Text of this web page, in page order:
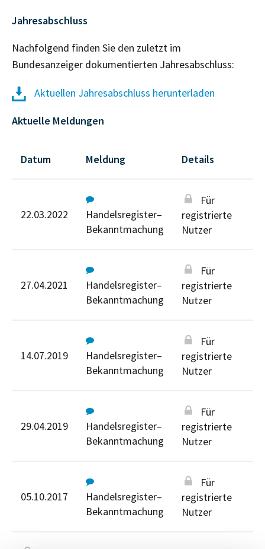
Jahresabschluss
Nachfolgend finden Sie den zuletzt im
Bundesanzeiger dokumentierten Jahresabschluss:
Aktuellen Jahresabschluss herunterladen
Aktuelle Meldungen
Datum Meldung Details
22.03.2022
Handelsregister–
Bekanntmachung
Für
registrierte
Nutzer
27.04.2021
Handelsregister–
Bekanntmachung
Für
registrierte
Nutzer
14.07.2019
Handelsregister–
Bekanntmachung
Für
registrierte
Nutzer
29.04.2019
Handelsregister–
Bekanntmachung
Für
registrierte
Nutzer
05.10.2017
Handelsregister–
Bekanntmachung
Für
registrierte
Nutzer